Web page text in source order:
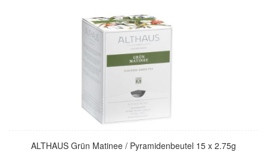
ALTHAUS Grün Matinee / Pyramidenbeutel 15 x 2.75g